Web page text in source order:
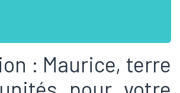
: Maurice, terre